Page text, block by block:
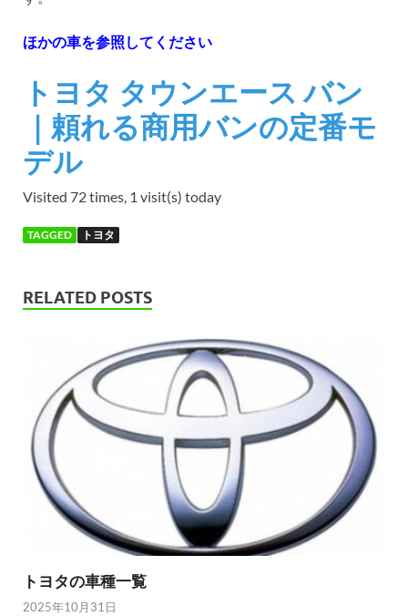
ほかの車を参照してください
トヨタ タウンエース バン
｜頼れる商用バンの定番モ
デル
Visited 72 times, 1 visit(s) today
TAGGED トヨタ
RELATED POSTS
トヨタの車種一覧
2025年10月31日